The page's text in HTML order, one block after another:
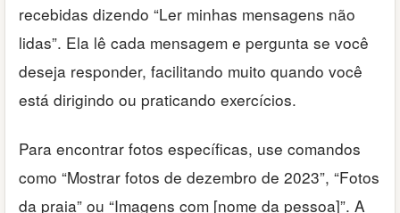
recebidas dizendo “Ler minhas mensagens não
lidas”. Ela lê cada mensagem e pergunta se você
deseja responder, facilitando muito quando você
está dirigindo ou praticando exercícios.
Para encontrar fotos específicas, use comandos
como “Mostrar fotos de dezembro de 2023”, “Fotos
da praia” ou “Imagens com [nome da pessoa]”. A